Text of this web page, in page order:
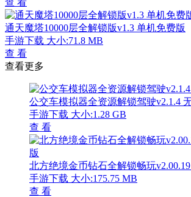
通天魔塔10000层全解锁版v1.3 单机免费版
手游下载 大小:71.8 MB
查 看
查看更多
公交车模拟器全资源解锁驾驶v2.1.4
手游下载 大小:1.28 GB
查 看
北方绝境金币钻石全解锁畅玩
手游下载 大小:175.75 MB
查 看